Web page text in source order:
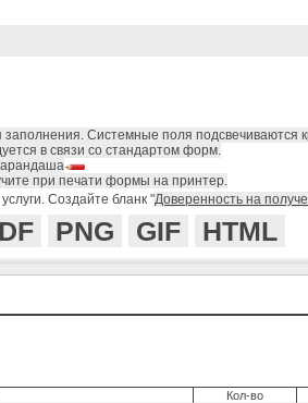
Системные поля
в связи со стандартом форм.
при печати формы на принтер.
Создайте бланк "Доверенность на
PNG GIF HTML
Кол-во